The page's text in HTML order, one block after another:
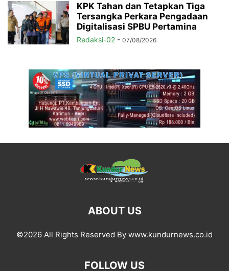
KPK Tahan dan Tetapkan Tiga
Tersangka Perkara Pengadaan
Digitalisasi SPBU Pertamina
Redaksi-02 - 07/08/2026
ABOUT US
©2026 All Rights Reserved By www.kundurnews.co.id
FOLLOW US